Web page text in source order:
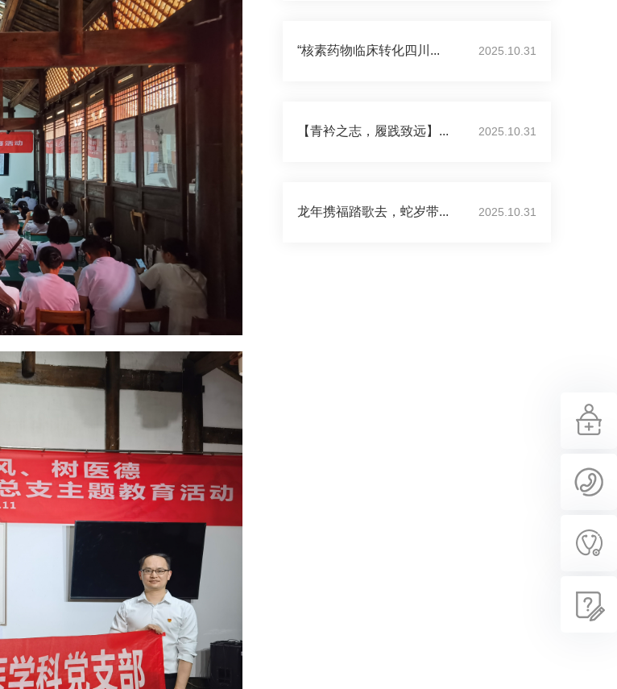
“核素药物临床转化四川... 2025.10.31
【青衿之志，履践致远】... 2025.10.31
龙年携福踏歌去，蛇岁带... 2025.10.31